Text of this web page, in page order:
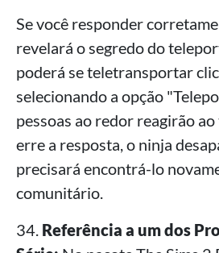
Se você responder
revelará o segredo do
poderá se teletransportar
selecionando a opção
pessoas ao redor reagirão
erre a resposta, o ninja
precisará encontrá-lo
comunitário.
34. Referência a um dos